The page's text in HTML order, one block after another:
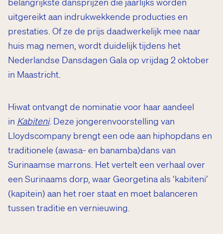
uitgereikt aan indrukwekkende producties en
prestaties. Of ze de prijs daadwerkelijk mee naar
huis mag nemen, wordt duidelijk tijdens het
Nederlandse Dansdagen Gala op vrijdag 2 oktober
in Maastricht.
Hiwat ontvangt de nominatie voor haar aandeel
in Kabiteni. Deze jongerenvoorstelling van
Lloydscompany brengt een ode aan hiphopdans en
traditionele (awasa- en banamba)dans van
Surinaamse marrons. Het vertelt een verhaal over
een Surinaams dorp, waar Georgetina als ‘kabiteni’
(kapitein) aan het roer staat en moet balanceren
tussen traditie en vernieuwing.